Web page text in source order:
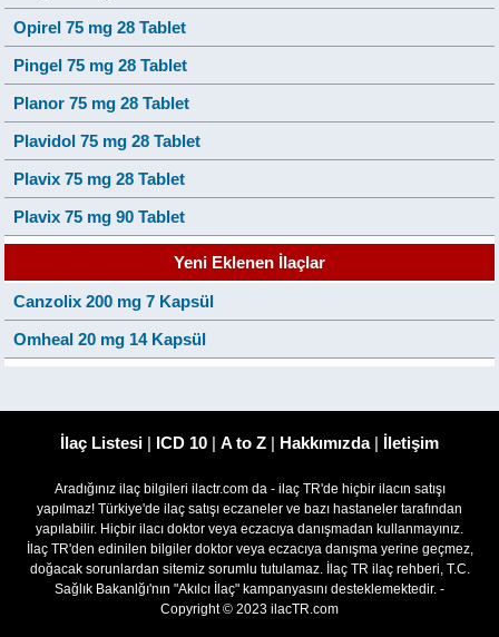
Opirel 75 mg 28 Tablet
Pingel 75 mg 28 Tablet
Planor 75 mg 28 Tablet
Plavidol 75 mg 28 Tablet
Plavix 75 mg 28 Tablet
Plavix 75 mg 90 Tablet
Yeni Eklenen İlaçlar
Canzolix 200 mg 7 Kapsül
Omheal 20 mg 14 Kapsül
İlaç Listesi | ICD 10 | A to Z | Hakkımızda| İletişim
Aradığınız ilaç bilgileri ilactr.com da - ilaç TR'de hiçbir ilacın satışı
yapılmaz! Türkiye'de ilaç satışı eczaneler ve bazı hastaneler tarafından
yapılabilir. Hiçbir ilacı doktor veya eczacıya danışmadan kullanmayınız.
İlaç TR'den edinilen bilgiler doktor veya eczacıya danışma yerine geçmez,
doğacak sorunlardan sitemiz sorumlu tutulamaz. İlaç TR ilaç rehberi, T.C.
Sağlık Bakanlğı'nın "Akılcı İlaç" kampanyasını desteklemektedir. -
Copyright © 2023 ilacTR.com